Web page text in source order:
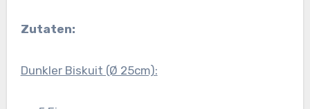
Zutaten:
Dunkler Biskuit (Ø 25cm):